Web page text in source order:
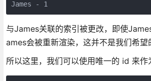
与James关联的索引被更改，即使
ames会被重新渲染，这并不是我们希望
所以这里，我们可以使用唯一的 id 来作